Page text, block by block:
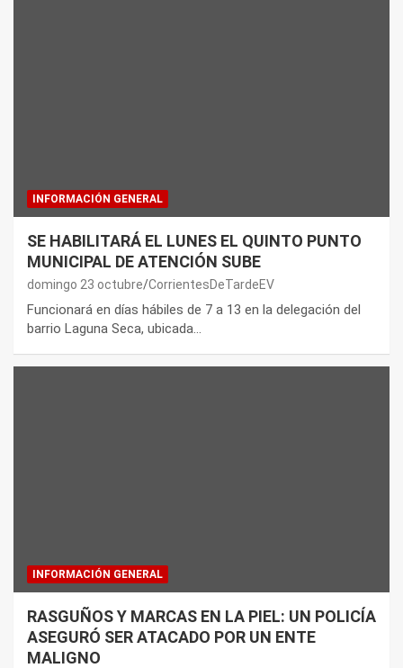
INFORMACIÓN GENERAL
SE HABILITARÁ EL LUNES EL QUINTO PUNTO
MUNICIPAL DE ATENCIÓN SUBE
domingo 23 octubre CorrientesDeTardeEV
Funcionará en días hábiles de 7 a 13 en la delegación del
barrio Laguna Seca, ubicada…
INFORMACIÓN GENERAL
RASGUÑOS Y MARCAS EN LA PIEL: UN POLICÍA
ASEGURÓ SER ATACADO POR UN ENTE
MALIGNO